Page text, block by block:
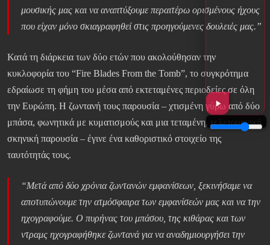
μουσικής μας και να αναπτύξουμε περαιτέρω ορισμένους ήχους
που είχαν μόνο σκιαγραφηθεί στις προηγούμενες δουλειές μας.”
Κατά τη διάρκεια των δύο ετών που ακολούθησαν την
κυκλοφορία του “Fire Blades From the Tomb”, το συγκρότημα
εδραίωσε τη φήμη του μέσα από εκτεταμένες περιοδείες σε όλη
την Ευρώπη. Η ζωντανή τους παρουσία – χτισμένη γύρω από δύο
μπάσα, φωνητικά με κυματισμούς και μια τεταμένη, τελετουργική
σκηνική παρουσία – έγινε ένα καθοριστικό στοιχείο της
ταυτότητάς τους.
“Μετά από δύο χρόνια ζωντανών εμφανίσεων, ξεκινήσαμε να
αποτυπώνουμε την ατμόσφαιρα των εμφανίσεών μας και να την
ηχογραφούμε. Ο πυρήνας του μπάσου, της κιθάρας και των
ντραμς ηχογραφήθηκε ζωντανά για να αναδημιουργήσει την